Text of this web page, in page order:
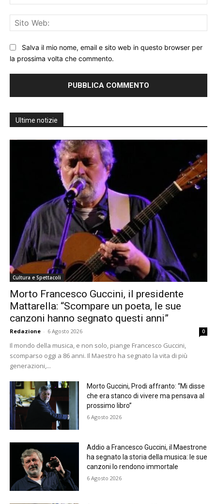
Salva il mio nome, email e sito web in questo browser per
la prossima volta che commento.
Ultime notizie
Cultura e Spettacoli
Morto Francesco Guccini, il presidente
Mattarella: “Scompare un poeta, le sue
canzoni hanno segnato questi anni”
Redazione - 6 Agosto 2026 0
Il mondo della musica, e non solo, piange Francesco Guccini,
scomparso oggi a 86 anni. Il Maestro ha segnato la vita di più
generazioni,...
Morto Guccini, Prodi affranto: “Mi disse
che era stanco di vivere ma pensava al
prossimo libro”
6 Agosto 2026
Addio a Francesco Guccini, il Maestrone
ha segnato la storia della musica: le sue
canzoni lo rendono immortale
6 Agosto 2026